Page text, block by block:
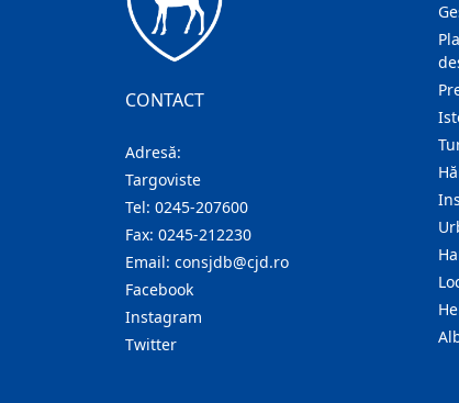
CONTACT
Adresă:
Targoviste
Tel: 0245-207600
Fax: 0245-212230
Email: consjdb@cjd.ro
Facebook
Instagram
Twitter